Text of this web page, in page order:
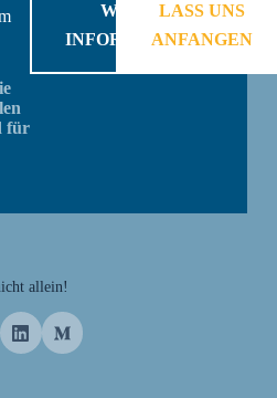
für
WEITERE
INFORMATIONEN
LASS UNS
ANFANGEN
allein!